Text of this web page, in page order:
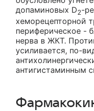
допаминовых D2-
хеморецепторной
периферическое -
нерва в ЖКТ.
усиливается, по-
антигистаминным